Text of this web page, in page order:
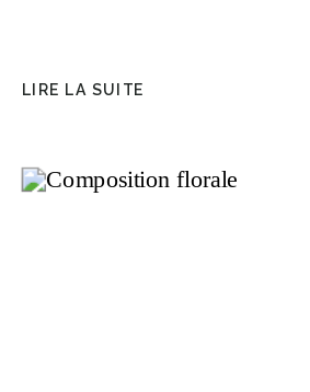
LIRE LA SUITE